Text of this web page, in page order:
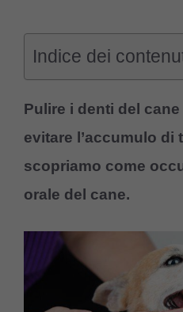
Indice dei
Pulire i denti del
evitare l’accumulo di
scopriamo come
orale del cane.